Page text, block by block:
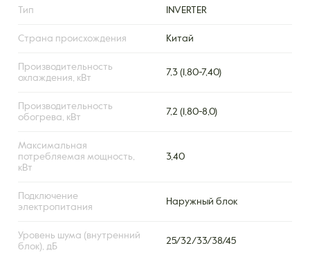
Тип INVERTER
Страна происхождения Китай
Производительность
охлаждения, кВт
7,3 (1,80-7,40)
Производительность
обогрева, кВт
7,2 (1,80-8,0)
Максимальная
потребляемая мощность,
кВт
3,40
Подключение
электропитания
Наружный блок
Уровень шума (внутренний
блок), дБ
25/32/33/38/45